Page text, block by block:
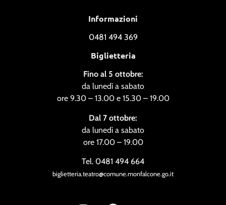
Informazioni
0481 494 369
Biglietteria
Fino al 5 ottobre:
da lunedì a sabato
ore 9.30 – 13.00 e 15.30 – 19.00
Dal 7 ottobre:
da lunedì a sabato
ore 17.00 – 19.00
Tel. 0481 494 664
biglietteria.teatro@comune.monfalcone.go.it